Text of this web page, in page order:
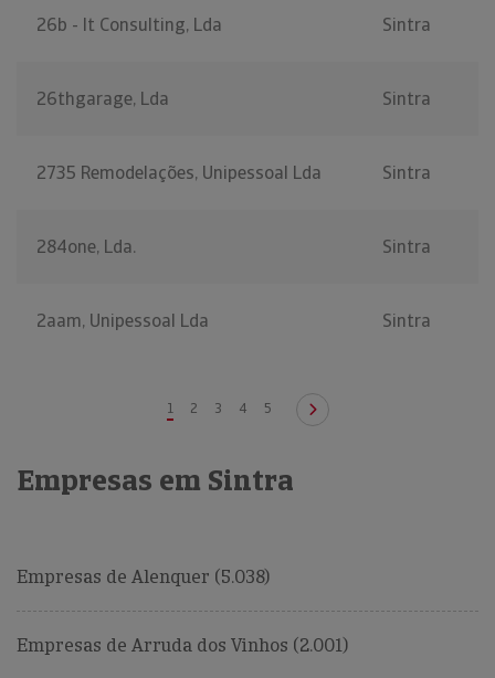
26b - It Consulting, Lda Sintra
26thgarage, Lda Sintra
2735 Remodelações, Unipessoal Lda Sintra
284one, Lda. Sintra
2aam, Unipessoal Lda Sintra
1 2 3 4 5
Empresas em Sintra
Empresas de Alenquer (5.038)
Empresas de Arruda dos Vinhos (2.001)